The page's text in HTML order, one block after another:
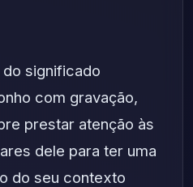
significado
com gravação,
prestar atenção às
dele para ter uma
do seu contexto